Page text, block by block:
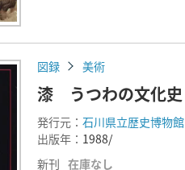
図録 美術
漆 うつわの文化史
発行元： 石川県立歴史博物館
出版年： 1988/
新刊 在庫なし